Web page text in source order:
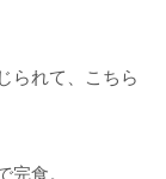
られて、こちら
完食。